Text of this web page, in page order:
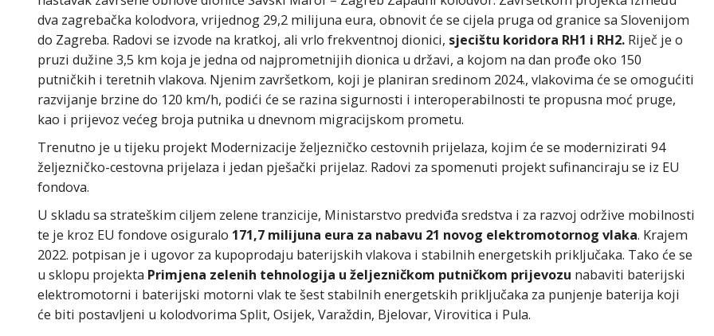
dva zagrebačka kolodvora, vrijednog 29,2 milijuna eura, obnovit će se cijela pruga od granice sa Slovenijom
do Zagreba. Radovi se izvode na kratkoj, ali vrlo frekventnoj dionici, sjecištu koridora RH1 i RH2. Riječ je o
pruzi dužine 3,5 km koja je jedna od najprometnijih dionica u državi, a kojom na dan prođe oko 150
putničkih i teretnih vlakova. Njenim završetkom, koji je planiran sredinom 2024., vlakovima će se omogućiti
razvijanje brzine do 120 km/h, podići će se razina sigurnosti i interoperabilnosti te propusna moć pruge,
kao i prijevoz većeg broja putnika u dnevnom migracijskom prometu.
Trenutno je u tijeku projekt Modernizacije željezničko cestovnih prijelaza, kojim će se modernizirati 94
željezničko-cestovna prijelaza i jedan pješački prijelaz. Radovi za spomenuti projekt sufinanciraju se iz EU
fondova.
U skladu sa strateškim ciljem zelene tranzicije, Ministarstvo predviđa sredstva i za razvoj održive mobilnosti
te je kroz EU fondove osiguralo 171,7 milijuna eura za nabavu 21 novog elektromotornog vlaka. Krajem
2022. potpisan je i ugovor za kupoprodaju baterijskih vlakova i stabilnih energetskih priključaka. Tako će se
u sklopu projekta Primjena zelenih tehnologija u željezničkom putničkom prijevozu nabaviti baterijski
elektromotorni i baterijski motorni vlak te šest stabilnih energetskih priključaka za punjenje baterija koji
će biti postavljeni u kolodvorima Split, Osijek, Varaždin, Bjelovar, Virovitica i Pula.